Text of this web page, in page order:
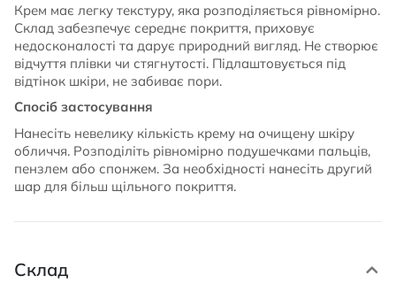
Крем має легку текстуру, яка розподіляється рівномірно.
Склад забезпечує середнє покриття, приховує
недосконалості та дарує природний вигляд. Не створює
відчуття плівки чи стягнутості. Підлаштовується під
відтінок шкіри, не забиває пори.
Спосіб застосування
Нанесіть невелику кількість крему на очищену шкіру
обличчя. Розподіліть рівномірно подушечками пальців,
пензлем або спонжем. За необхідності нанесіть другий
шар для більш щільного покриття.
Склад